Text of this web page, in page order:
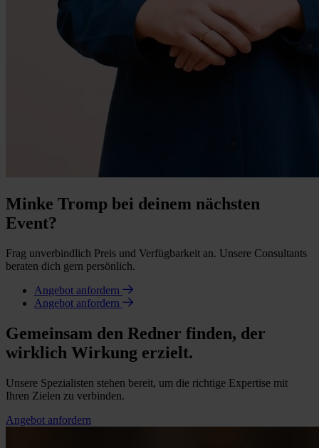
Minke Tromp bei deinem nächsten
Event?
Frag unverbindlich Preis und Verfügbarkeit an. Unsere Consultants
beraten dich gern persönlich.
Angebot anfordern
Angebot anfordern
Gemeinsam den Redner finden, der
wirklich Wirkung erzielt.
Unsere Spezialisten stehen bereit, um die richtige Expertise mit
Ihren Zielen zu verbinden.
Angebot anfordern